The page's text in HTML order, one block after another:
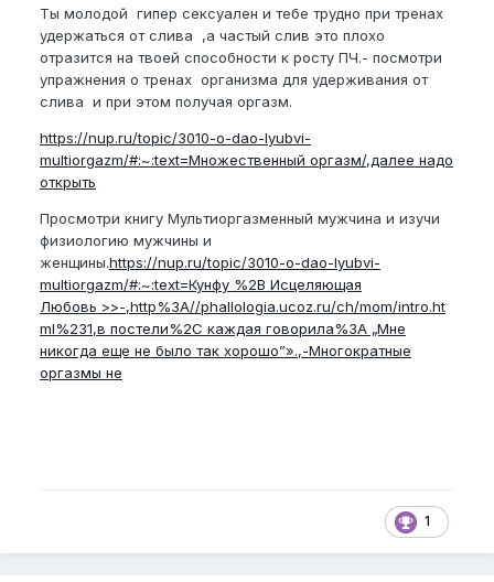
Ты молодой гипер сексуален и тебе трудно при тренах
удержаться от слива ,а частый слив это плохо
отразится на твоей способности к росту ПЧ.- посмотри
упражнения о тренах организма для удерживания от
слива и при этом получая оргазм.
https://nup.ru/topic/3010-o-dao-lyubvi-
multiorgazm/#:~:text=Множественный оргазм/,далее надо
открыть
Просмотри книгу Мультиоргазменный мужчина и изучи
физиологию мужчины и
женщины.https://nup.ru/topic/3010-o-dao-lyubvi-
multiorgazm/#:~:text=Кунфу %2B Исцеляющая
Любовь >>-,http%3A//phallologia.ucoz.ru/ch/mom/intro.ht
ml%231,в постели%2C каждая говорила%3A „Мне
никогда еще не было так хорошо”».,-Многократные
оргазмы не
1